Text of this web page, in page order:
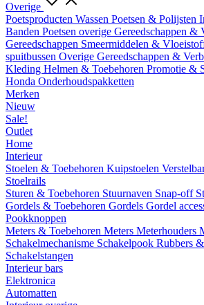
Overige
Poetsproducten Wassen Poetsen & Polijsten
Banden Poetsen overige Gereedschappen &
Gereedschappen Smeermiddelen &
spuitbussen Overige Gereedschappen &
Kleding Helmen & Toebehoren Promotie &
Honda Onderhoudspakketten
Merken
Nieuw
Sale!
Outlet
Home
Interieur
Stoelen & Toebehoren Kuipstoelen
Stoelrails
Sturen & Toebehoren Stuurnaven Snap-off
Gordels & Toebehoren Gordels Gordel
Pookknoppen
Meters & Toebehoren Meters Meterhouders
Schakelmechanisme Schakelpook Rubbers
Schakelstangen
Interieur bars
Elektronica
Automatten